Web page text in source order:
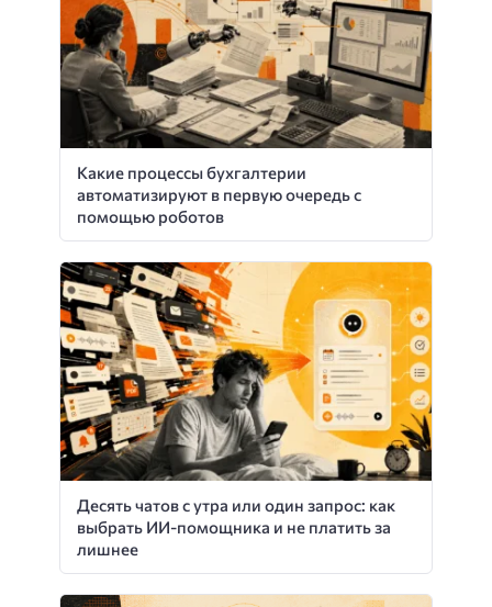
Какие процессы бухгалтерии
автоматизируют в первую очередь с
помощью роботов
Десять чатов с утра или один запрос: как
выбрать ИИ-помощника и не платить за
лишнее